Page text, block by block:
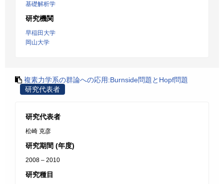
基礎解析学
研究機関
早稲田大学
岡山大学
複素力学系の群論への応用:Burnside問題とHopf問題
研究代表者
研究代表者
松崎 克彦
研究期間 (年度)
2008 – 2010
研究種目